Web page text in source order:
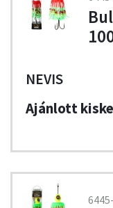
NEVIS